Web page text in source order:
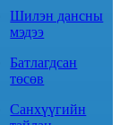
Шилэн дансны
мэдээ
Батлагдсан
төсөв
Санхүүгийн